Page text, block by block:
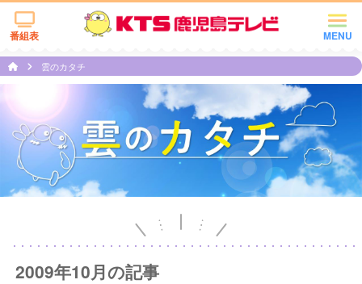
MENU
番組表
雲のカタチ
2009年10月の記事